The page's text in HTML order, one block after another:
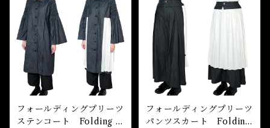
フォールディングプリーツ
ステンコート Folding P
フォールディングプリーツ
パンツスカート Folding